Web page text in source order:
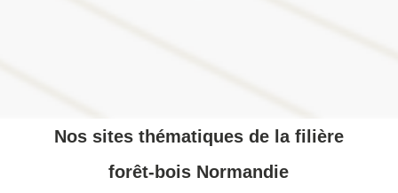
Nos sites thématiques de la filière
forêt-bois Normandie